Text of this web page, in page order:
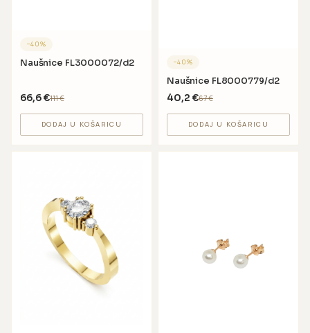
−40%
Naušnice FL3000072/d2
66,6€111€
DODAJ U KOŠARICU
−40%
Naušnice FL8000779/d2
40,2 €67€
DODAJ U KOŠARICU